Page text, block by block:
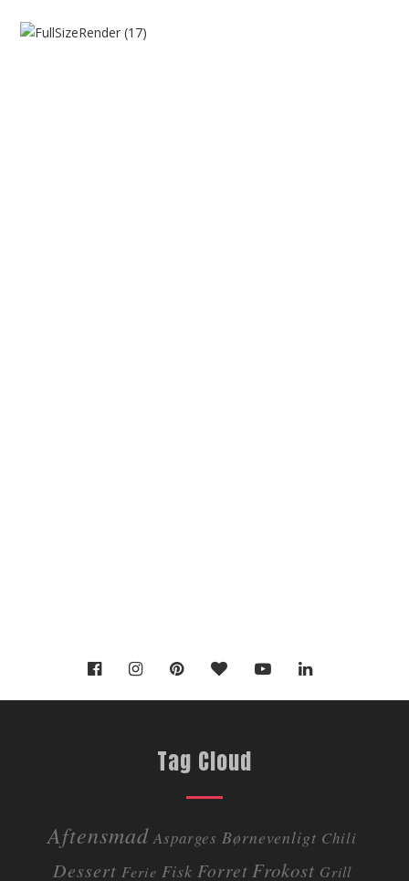
Tag Cloud
Aftensmad Asparges Børnevenligt Chili
Dessert Ferie Fisk ForretFrokost Grill